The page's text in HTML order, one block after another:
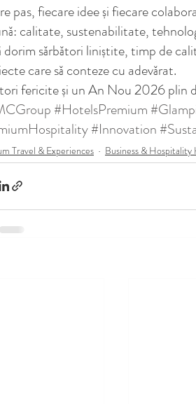
pas, fiecare idee și fiecare
calitate, sustenabilitate,
dorim sărbători liniștite, timp de
care să conteze cu adevărat.
fericite și un An Nou 2026 plin
#HotelsPremium
#Innovation
Travel & Experiences Business & Hospitality